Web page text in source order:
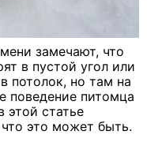
замечают, что
в пустой угол или
потолок, но там на
поведение питомца
этой статье
это может быть.